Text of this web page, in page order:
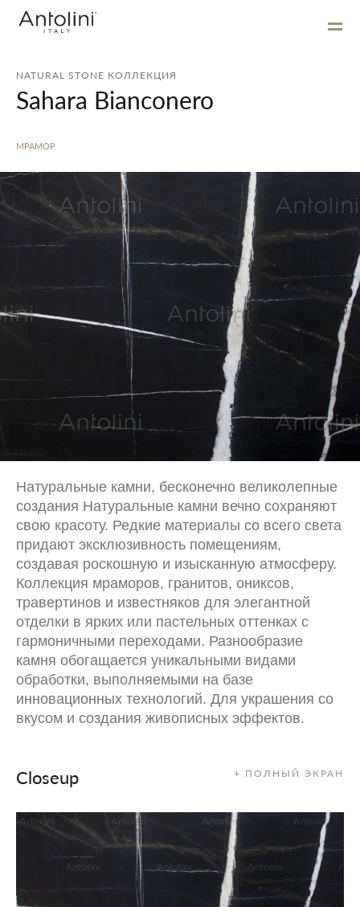
NATURAL STONE КОЛЛЕКЦИЯ
Sahara Bianconero
МРАМОР
Натуральные камни, бесконечно великолепные
создания Натуральные камни вечно сохраняют
свою красоту. Редкие материалы со всего света
придают эксклюзивность помещениям,
создавая роскошную и изысканную атмосферу.
Коллекция мраморов, гранитов, ониксов,
травертинов и известняков для элегантной
отделки в ярких или пастельных оттенках с
гармоничными переходами. Разнообразие
камня обогащается уникальными видами
обработки, выполняемыми на базе
инновационных технологий. Для украшения со
вкусом и создания живописных эффектов.
+ ПОЛНЫЙ ЭКРАН
Closeup